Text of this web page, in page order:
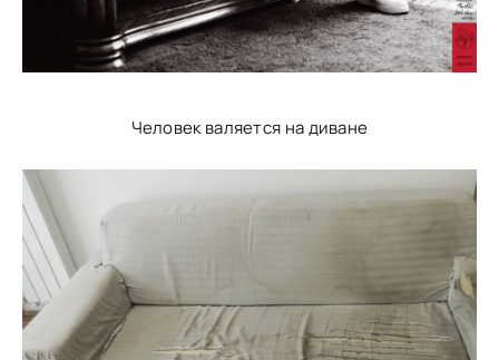
Человек валяется на диване